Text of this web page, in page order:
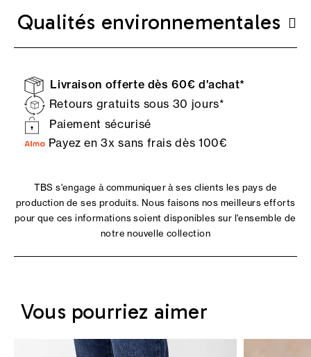
Qualités environnementales
Livraison offerte dès 60€ d'achat*
Retours gratuits sous 30 jours*
Paiement sécurisé
Payez en 3x sans frais dès 100€
TBS s'engage à communiquer à ses clients les pays de
production de ses produits. Nous faisons nos meilleurs efforts
pour que ces informations soient disponibles sur l'ensemble de
notre nouvelle collection
Vous pourriez aimer